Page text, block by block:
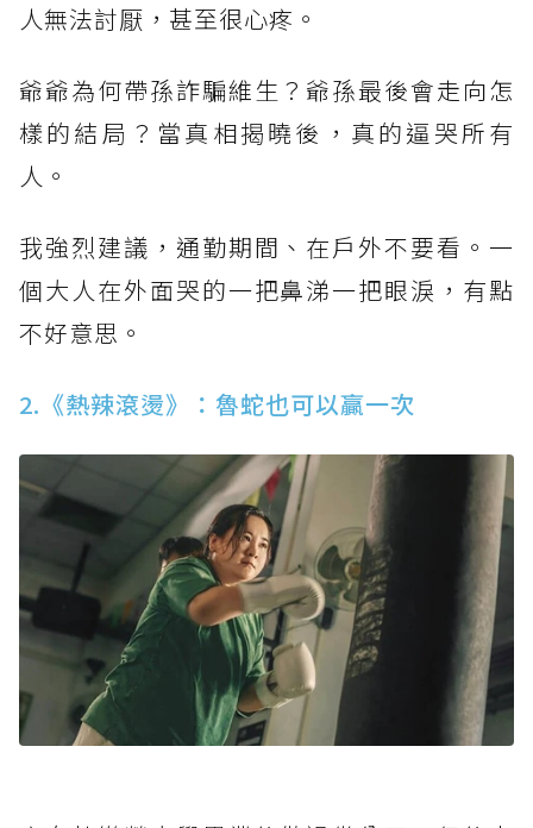
人無法討厭，甚至很心疼。
爺爺為何帶孫詐騙維生？爺孫最後會走向怎
樣的結局？當真相揭曉後，真的逼哭所有
人。
我強烈建議，通勤期間、在戶外不要看。一
個大人在外面哭的一把鼻涕一把眼淚，有點
不好意思。
2.《熱辣滾燙》：魯蛇也可以贏一次